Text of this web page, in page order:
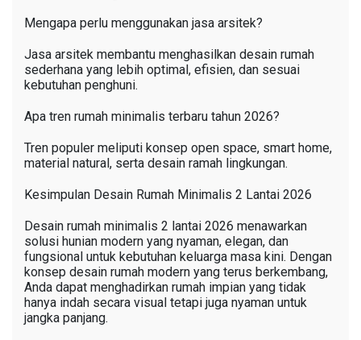
Mengapa perlu menggunakan jasa arsitek?
Jasa arsitek membantu menghasilkan desain rumah
sederhana yang lebih optimal, efisien, dan sesuai
kebutuhan penghuni.
Apa tren rumah minimalis terbaru tahun 2026?
Tren populer meliputi konsep open space, smart home,
material natural, serta desain ramah lingkungan.
Kesimpulan Desain Rumah Minimalis 2 Lantai 2026
Desain rumah minimalis 2 lantai 2026 menawarkan
solusi hunian modern yang nyaman, elegan, dan
fungsional untuk kebutuhan keluarga masa kini. Dengan
konsep desain rumah modern yang terus berkembang,
Anda dapat menghadirkan rumah impian yang tidak
hanya indah secara visual tetapi juga nyaman untuk
jangka panjang.